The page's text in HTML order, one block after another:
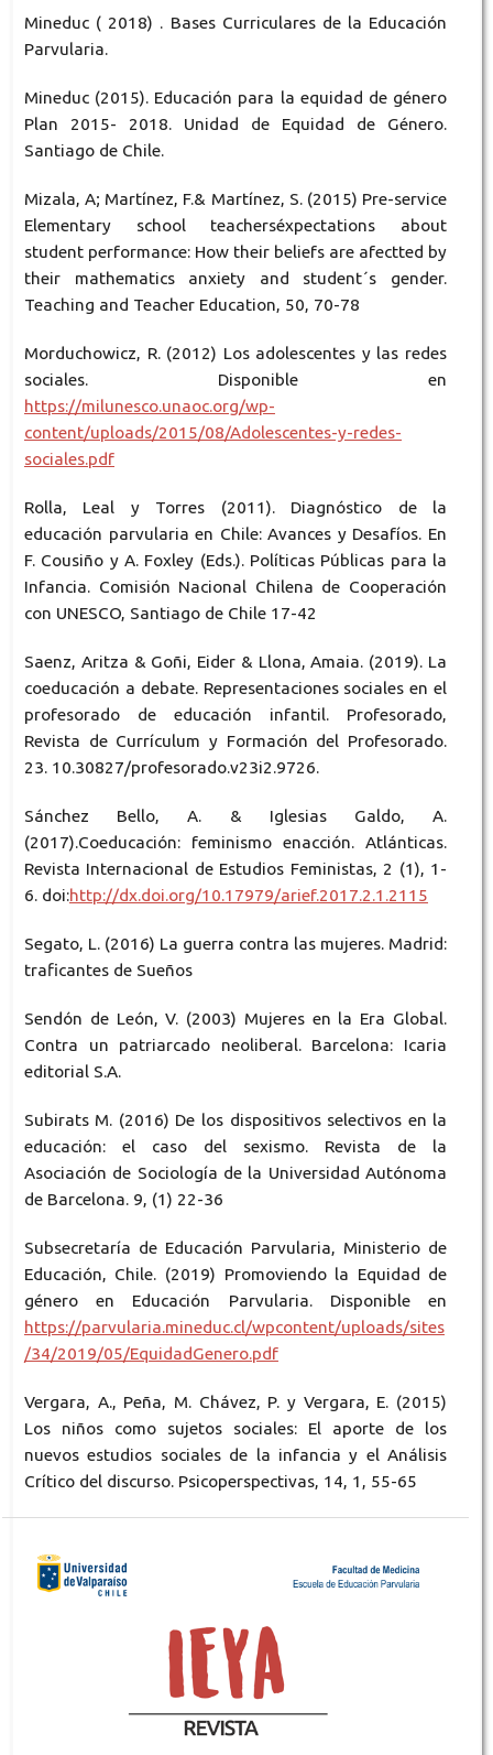
Mineduc ( 2018) . Bases Curriculares de la Educación
Parvularia.
Mineduc (2015). Educación para la equidad de género
Plan 2015- 2018. Unidad de Equidad de Género.
Santiago de Chile.
Mizala, A; Martínez, F.& Martínez, S. (2015) Pre-service
Elementary school teacherséxpectations about
student performance: How their beliefs are afectted by
their mathematics anxiety and student´s gender.
Teaching and Teacher Education, 50, 70-78
Morduchowicz, R. (2012) Los adolescentes y las redes
sociales. Disponible en
https://milunesco.unaoc.org/wp-
content/uploads/2015/08/Adolescentes-y-redes-
sociales.pdf
Rolla, Leal y Torres (2011). Diagnóstico de la
educación parvularia en Chile: Avances y Desafíos. En
F. Cousiño y A. Foxley (Eds.). Políticas Públicas para la
Infancia. Comisión Nacional Chilena de Cooperación
con UNESCO, Santiago de Chile 17-42
Saenz, Aritza & Goñi, Eider & Llona, Amaia. (2019). La
coeducación a debate. Representaciones sociales en el
profesorado de educación infantil. Profesorado,
Revista de Currículum y Formación del Profesorado.
23. 10.30827/profesorado.v23i2.9726.
Sánchez Bello, A. & Iglesias Galdo, A.
(2017).Coeducación: feminismo enacción. Atlánticas.
Revista Internacional de Estudios Feministas, 2 (1), 1-
6. doi:http://dx.doi.org/10.17979/arief.2017.2.1.2115
Segato, L. (2016) La guerra contra las mujeres. Madrid:
traficantes de Sueños
Sendón de León, V. (2003) Mujeres en la Era Global.
Contra un patriarcado neoliberal. Barcelona: Icaria
editorial S.A.
Subirats M. (2016) De los dispositivos selectivos en la
educación: el caso del sexismo. Revista de la
Asociación de Sociología de la Universidad Autónoma
de Barcelona. 9, (1) 22-36
Subsecretaría de Educación Parvularia, Ministerio de
Educación, Chile. (2019) Promoviendo la Equidad de
género en Educación Parvularia. Disponible en
https://parvularia.mineduc.cl/wpcontent/uploads/sites
/34/2019/05/EquidadGenero.pdf
Vergara, A., Peña, M. Chávez, P. y Vergara, E. (2015)
Los niños como sujetos sociales: El aporte de los
nuevos estudios sociales de la infancia y el Análisis
Crítico del discurso. Psicoperspectivas, 14, 1, 55-65